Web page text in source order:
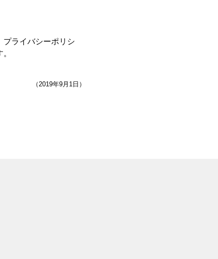
プライバシーポリシ
（2019年9月1日）